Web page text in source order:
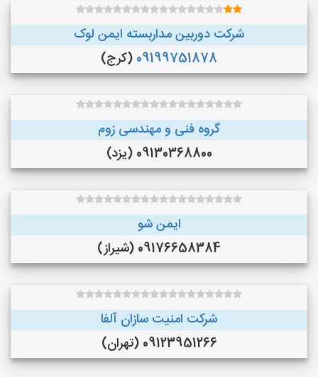
شرکت دوربین مداربسته ایمن لوک
09199751878 (کرج)
گروه فنی و مهندسی زوم
09130368800 (یزد)
ایمن شو
09176658384 (شیراز)
شرکت امنیت سازان آلفا
09123951266 (تهران)